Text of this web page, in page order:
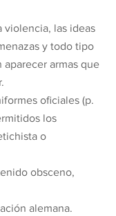
violencia, las ideas
y todo tipo
armas que
oficiales (p.
los
o
obsceno,
alemana.